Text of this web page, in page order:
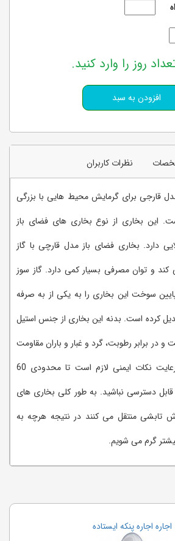
روز را وارد کنید.
نظرات کاربران
قارجی برای گرمایش محیط هایی با بزرگی
این بخاری از نوع بخاری های فضای باز
دارد. بخاری فضای باز مدل قارچی با گاز
کند و توان مصرفی بسیار کمی دارد. گاز سوز
سوخت این بخاری را به یکی از به صرفه
کرده است. بدنه این بخاری از جنس استیل
برابر رطوبت، گرد و غبار و باران مقاومت
خوبی دارد. به منظور رعایت نکات ایمنی لازم است تا محدودی 60
دسترسی نباشید. به طور کلی بخاری های
تابشی منتقل می کنند در نتیجه هرچه به
گرم می شویم.
اجاره اجاره پنکه ایستاده